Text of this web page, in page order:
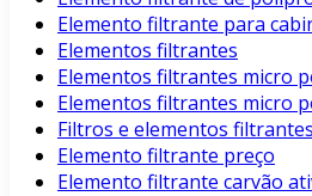
Elemento filtrante para
Elementos filtrantes
Elementos filtrantes micro
Elementos filtrantes micro
Filtros e elementos filtrantes
Elemento filtrante preço
Elemento filtrante carvão